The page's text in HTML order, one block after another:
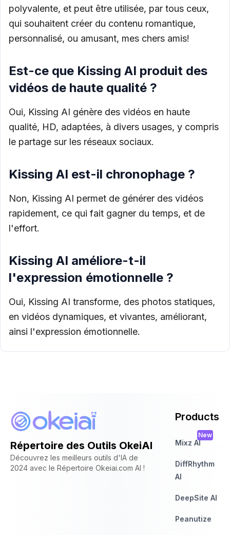
polyvalente, et peut être utilisée, par tous ceux,
qui souhaitent créer du contenu romantique,
personnalisé, ou amusant, mes chers amis!
Est-ce que Kissing AI produit des
vidéos de haute qualité ?
Oui, Kissing AI génère des vidéos en haute
qualité, HD, adaptées, à divers usages, y compris
le partage sur les réseaux sociaux.
Kissing AI est-il chronophage ?
Non, Kissing AI permet de générer des vidéos
rapidement, ce qui fait gagner du temps, et de
l'effort.
Kissing AI améliore-t-il
l'expression émotionnelle ?
Oui, Kissing AI transforme, des photos statiques,
en vidéos dynamiques, et vivantes, améliorant,
ainsi l'expression émotionnelle.
Répertoire des Outils OkeiAI
Découvrez les meilleurs outils d'IA de
2024 avec le Répertoire Okeiai.com AI !
Products
Mixz AI
New
DiffRhythm
AI
DeepSite AI
Peanutize